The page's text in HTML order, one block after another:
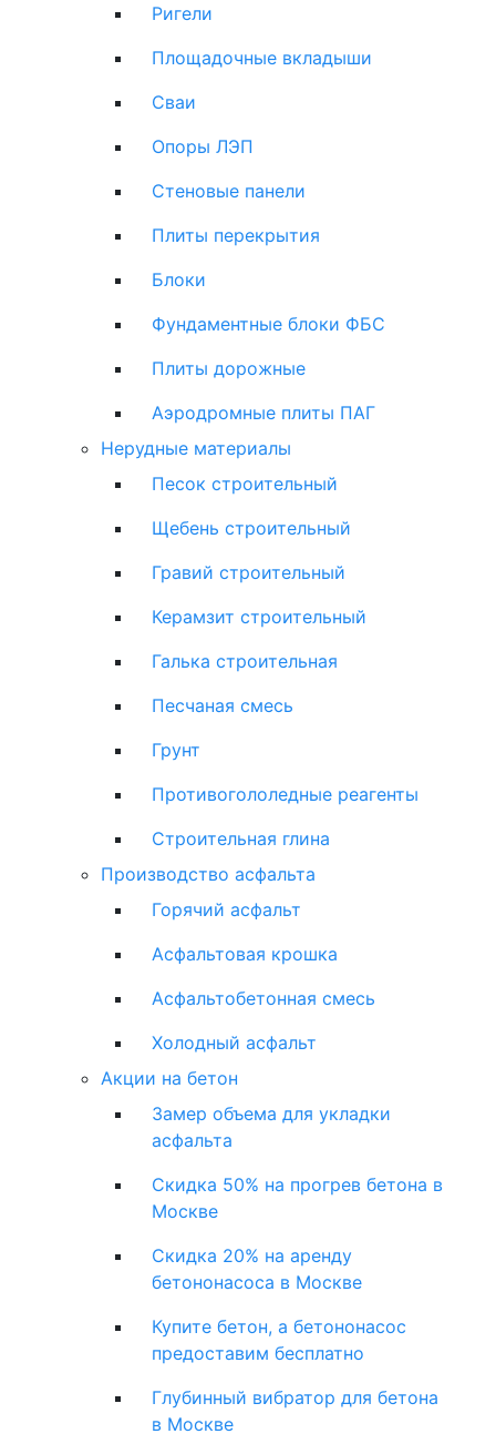
Ригели
Площадочные вкладыши
Сваи
Опоры ЛЭП
Стеновые панели
Плиты перекрытия
Блоки
Фундаментные блоки ФБС
Плиты дорожные
Аэродромные плиты ПАГ
Нерудные материалы
Песок строительный
Щебень строительный
Гравий строительный
Керамзит строительный
Галька строительная
Песчаная смесь
Грунт
Противогололедные реагенты
Строительная глина
Производство асфальта
Горячий асфальт
Асфальтовая крошка
Асфальтобетонная смесь
Холодный асфальт
Акции на бетон
Замер объема для укладки
асфальта
Скидка 50% на прогрев бетона в
Москве
Скидка 20% на аренду
бетононасоса в Москве
Купите бетон, а бетононасос
предоставим бесплатно
Глубинный вибратор для бетона
в Москве